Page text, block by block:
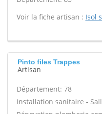
Voir la fiche artisan : Isol
Pinto files Trappes
Artisan
Département: 78
Installation sanitaire -